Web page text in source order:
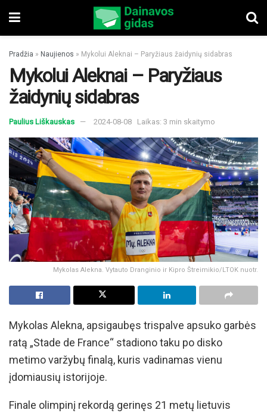
Pradžia » Naujienos » Mykolui Aleknai – Paryžiaus žaidynių sidabras
Mykolui Aleknai – Paryžiaus
žaidynių sidabras
Paulius Liškauskas 2024-08-08 Laikas: 3 min skaitymo
Mykolas Alekna. Vytauto Dranginio ir Kipro Štreimikio/LTOK nuotr.
Mykolas Alekna, apsigaubęs trispalve apsuko garbės
ratą „Stade de France“ stadiono taku po disko
metimo varžybų finalą, kuris vadinamas vienu
įdomiausių istorijoje.
Finale olimpinį rekordą gerinęs 21 metų lietuvis